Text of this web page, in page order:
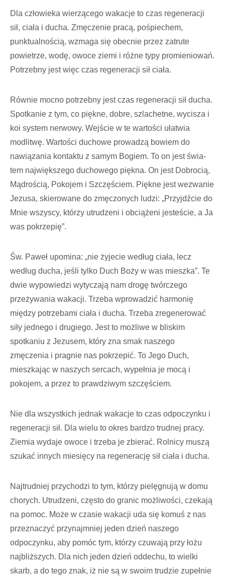
Dla człowieka wierzącego wakacje to czas regeneracji
sił, ciała i ducha. Zmęczenie pracą, pośpiechem,
punktualnością, wzmaga się obecnie przez zatrute
powietrze, wodę, owoce ziemi i różne typy promieniowań.
Potrzebny jest więc czas regeneracji sił ciała.
Równie mocno potrzebny jest czas regeneracji sił ducha.
Spotkanie z tym, co piękne, dobre, szlachetne, wycisza i
koi system nerwowy. Wejście w te wartości ułatwia
modlitwę. War­tości duchowe prowadzą bo­wiem do
nawiązania kontaktu z samym Bogiem. To on jest świa­
tem największego duchowego piękna. On jest Dobrocią,
Mądrością, Pokojem i Szczęściem. Piękne jest wezwanie
Jezusa, skierowane do zmęczonych lu­dzi: „Przyjdźcie do
Mnie wszy­scy, którzy utrudzeni i obciążeni jesteście, a Ja
was pokrzepię”.
Św. Paweł upomina: „nie żyje­cie według ciała, lecz
według du­cha, jeśli tylko Duch Boży w was mieszka”. Te
dwie wypowiedzi wytyczają nam drogę twórczego
przeżywania wakacji. Trzeba wprowadzić harmonię
między potrzebami ciała i ducha. Trzeba zregenerować
siły jednego i dru­giego. Jest to możliwe w bliskim
spotkaniu z Jezusem, który zna smak naszego
zmęczenia i prag­nie nas pokrzepić. To Jego Duch,
mieszkając w naszych sercach, wypełnia je mocą i
pokojem, a przez to prawdziwym szczęściem.
Nie dla wszystkich jednak wakacje to czas odpoczynku i
regeneracji sił. Dla wielu to okres bardzo trudnej pracy.
Ziemia wydaje owoce i trzeba je zbierać. Rolnicy muszą
szukać innych miesięcy na regenerację sił ciała i ducha.
Najtrudniej przychodzi to tym, którzy pielęgnują w domu
chorych. Utrudzeni, często do granic możliwości, czekają
na pomoc. Może w czasie wakacji uda się komuś z nas
przezna­czyć przynajmniej jeden dzień naszego
odpoczynku, aby pomóc tym, którzy czuwają przy łożu
najbliższych. Dla nich jeden dzień oddechu, to wielki
skarb, a do tego znak, iż nie są w swoim trudzie zupełnie